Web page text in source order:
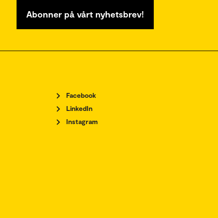
Abonner på vårt nyhetsbrev!
Facebook
LinkedIn
Instagram